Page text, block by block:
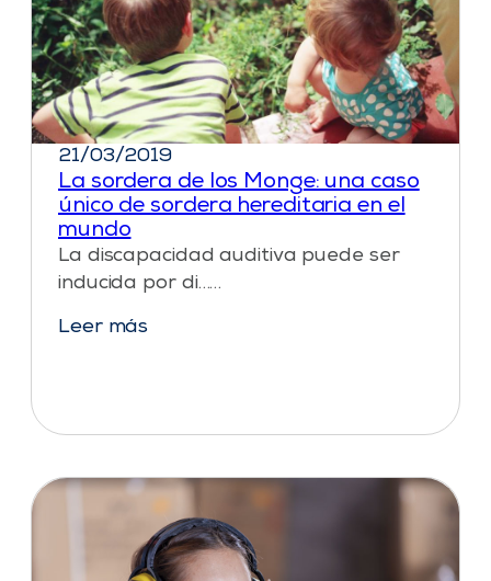
21/03/2019
La sordera de los Monge: una caso
único de sordera hereditaria en el
mundo
La discapacidad auditiva puede ser
inducida por di……
Leer más